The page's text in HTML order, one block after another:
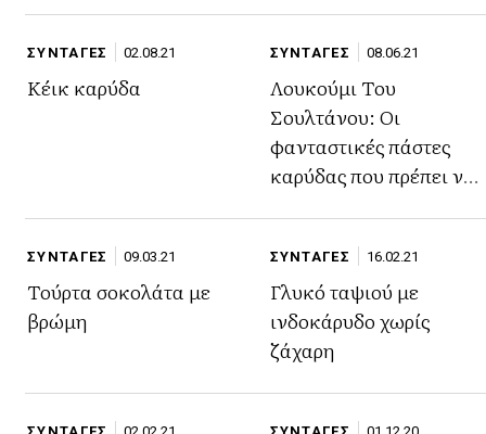
ΣΥΝΤΑΓΕΣ 02.08.21
Κέικ καρύδα
ΣΥΝΤΑΓΕΣ 08.06.21
Λουκούμι Του
Σουλτάνου: Οι
φανταστικές πάστες
καρύδας που πρέπει να
ΣΥΝΤΑΓΕΣ 09.03.21
Τούρτα σοκολάτα με
βρώμη
ΣΥΝΤΑΓΕΣ 16.02.21
Γλυκό ταψιού με
ινδοκάρυδο χωρίς
ζάχαρη
ΣΥΝΤΑΓΕΣ 02.02.21 ΣΥΝΤΑΓΕΣ 01.12.20